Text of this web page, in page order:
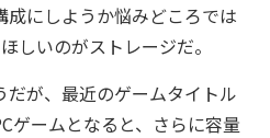
にしようか悩みどころでは
しいのがストレージだ。
が、最近のゲームタイトル
ゲームとなると、さらに容量